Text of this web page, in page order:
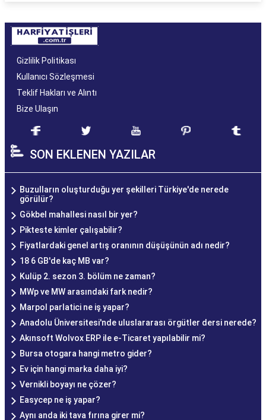
Gizlilik Politikası
Kullanıcı Sözleşmesi
Teklif Hakları ve Alıntı
Bize Ulaşın
SON EKLENEN YAZILAR
Buzulların oluşturduğu yer şekilleri Türkiye'de nerede
görülür?
Gökbel mahallesi nasıl bir yer?
Pikteste kimler çalışabilir?
Fiyatlardaki genel artış oranının düşüşünün adı nedir?
18 6 GB'de kaç MB var?
Kulüp 2. sezon 3. bölüm ne zaman?
MWp ve MW arasındaki fark nedir?
Marpol parlatici ne iş yapar?
Anadolu Üniversitesi'nde uluslararası örgütler dersi nerede?
Akınsoft Wolvox ERP ile e-Ticaret yapılabilir mi?
Bursa otogara hangi metro gider?
Ev için hangi marka daha iyi?
Vernikli boyayı ne çözer?
Easycep ne iş yapar?
Aynı anda iki tava fırına girer mi?